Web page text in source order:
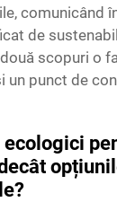
comunicând
de
scopuri o
un punct de